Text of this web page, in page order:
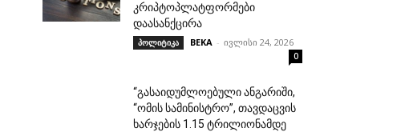
კრიპტოპლატფორმები
დაასანქცირა
პოლიტიკა BEKA - ივლისი 24, 2026
0
“გასაიდუმლოებული ანგარიში,
“ომის სამინისტრო”, თავდაცვის
ხარჯების 1.15 ტრილიონამდე